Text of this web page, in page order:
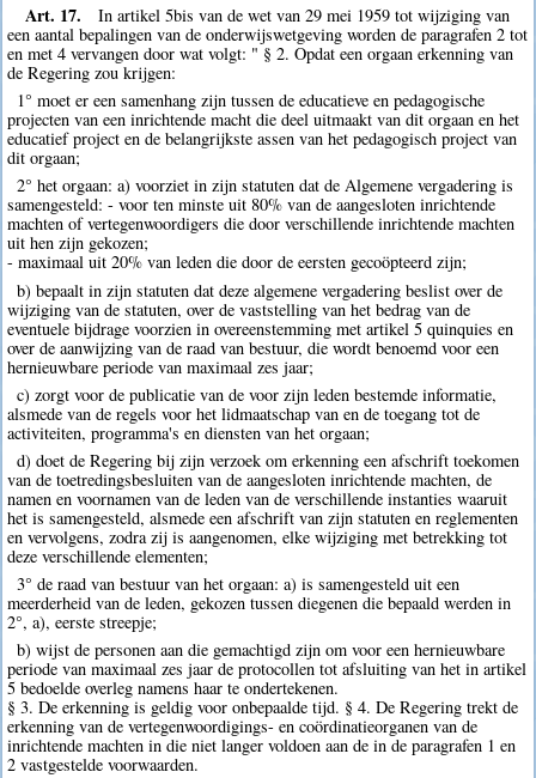
Art. 17.
In artikel 5bis van de wet van 29 mei 1959 tot wijziging van
een aantal bepalingen van de onderwijswetgeving worden de paragrafen 2 tot
en met 4 vervangen door wat volgt: " § 2. Opdat een orgaan erkenning van
de Regering zou krijgen:
1° moet er een samenhang zijn tussen de educatieve en pedagogische
projecten van een inrichtende macht die deel uitmaakt van dit orgaan en het
educatief project en de belangrijkste assen van het pedagogisch project van
dit orgaan;
2° het orgaan: a) voorziet in zijn statuten dat de Algemene vergadering is
samengesteld: - voor ten minste uit 80% van de aangesloten inrichtende
machten of vertegenwoordigers die door verschillende inrichtende machten
uit hen zijn gekozen;
- maximaal uit 20% van leden die door de eersten gecoöpteerd zijn;
b) bepaalt in zijn statuten dat deze algemene vergadering beslist over de
wijziging van de statuten, over de vaststelling van het bedrag van de
eventuele bijdrage voorzien in overeenstemming met artikel 5 quinquies en
over de aanwijzing van de raad van bestuur, die wordt benoemd voor een
hernieuwbare periode van maximaal zes jaar;
c) zorgt voor de publicatie van de voor zijn leden bestemde informatie,
alsmede van de regels voor het lidmaatschap van en de toegang tot de
activiteiten, programma's en diensten van het orgaan;
d) doet de Regering bij zijn verzoek om erkenning een afschrift toekomen
van de toetredingsbesluiten van de aangesloten inrichtende machten, de
namen en voornamen van de leden van de verschillende instanties waaruit
het is samengesteld, alsmede een afschrift van zijn statuten en reglementen
en vervolgens, zodra zij is aangenomen, elke wijziging met betrekking tot
deze verschillende elementen;
3° de raad van bestuur van het orgaan: a) is samengesteld uit een
meerderheid van de leden, gekozen tussen diegenen die bepaald werden in
2°, a), eerste streepje;
b) wijst de personen aan die gemachtigd zijn om voor een hernieuwbare
periode van maximaal zes jaar de protocollen tot afsluiting van het in artikel
5 bedoelde overleg namens haar te ondertekenen.
§ 3. De erkenning is geldig voor onbepaalde tijd. § 4. De Regering trekt de
erkenning van de vertegenwoordigings- en coördinatieorganen van de
inrichtende machten in die niet langer voldoen aan de in de paragrafen 1 en
2 vastgestelde voorwaarden.